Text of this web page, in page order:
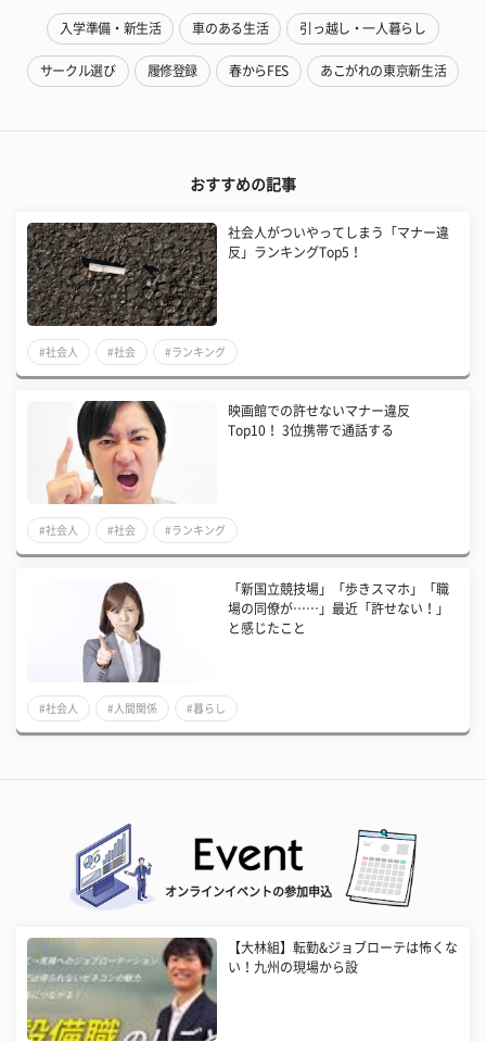
入学準備・新生活 車のある生活 引っ越し・一人暮らし
サークル選び 履修登録 春からFES あこがれの東京新生活
おすすめの記事
社会人がついやってしまう「マナー違
反」ランキングTop5！
#社会人 #社会 #ランキング
映画館での許せないマナー違反
Top10！ 3位携帯で通話する
#社会人 #社会 #ランキング
「新国立競技場」「歩きスマホ」「職
場の同僚が……」最近「許せない！」
と感じたこと
#社会人 #人間関係 #暮らし
オンラインイベントの参加申込
【大林組】転勤&ジョブローテは怖くな
い！九州の現場から設